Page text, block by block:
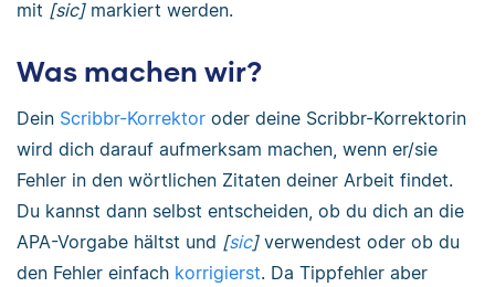
mit [sic]markiert werden.
Was machen wir?
Dein Scribbr-Korrektor oder deine Scribbr-Korrektorin
wird dich darauf aufmerksam machen, wenn er/sie
Fehler in den wörtlichen Zitaten deiner Arbeit findet.
Du kannst dann selbst entscheiden, ob du dich an die
APA-Vorgabe hältst und [sic]verwendest oder ob du
den Fehler einfach korrigierst. Da Tippfehler aber